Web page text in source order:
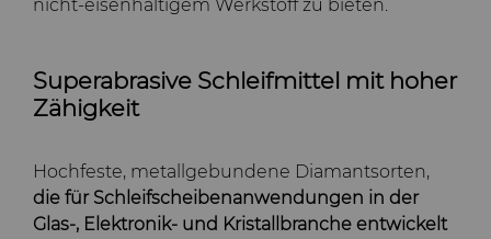
nicht-eisenhaltigem Werkstoff zu bieten.
Superabrasive Schleifmittel mit hoher
Zähigkeit
Hochfeste, metallgebundene Diamantsorten,
die für Schleifscheibenanwendungen in der
Glas-, Elektronik- und Kristallbranche entwickelt